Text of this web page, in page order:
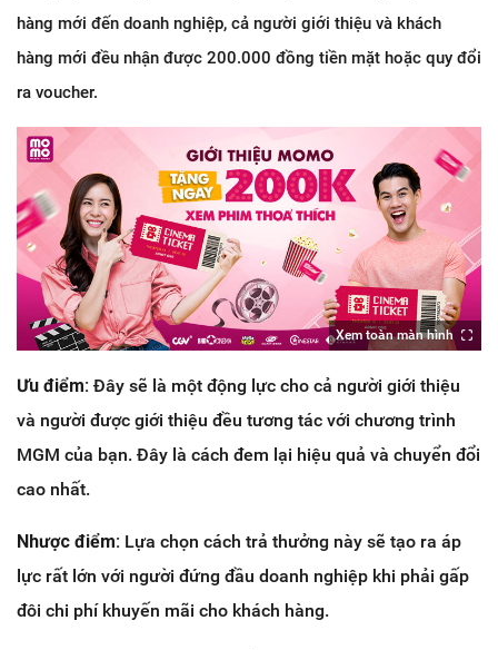
hàng mới đến doanh nghiệp, cả người giới thiệu và khách
hàng mới đều nhận được 200.000 đồng tiền mặt hoặc quy đổi
ra voucher.
Xem toàn màn hình
Ưu điểm: Đây sẽ là một động lực cho cả người giới thiệu
và người được giới thiệu đều tương tác với chương trình
MGM của bạn. Đây là cách đem lại hiệu quả và chuyển đổi
cao nhất.
Nhược điểm: Lựa chọn cách trả thưởng này sẽ tạo ra áp
lực rất lớn với người đứng đầu doanh nghiệp khi phải gấp
đôi chi phí khuyến mãi cho khách hàng.